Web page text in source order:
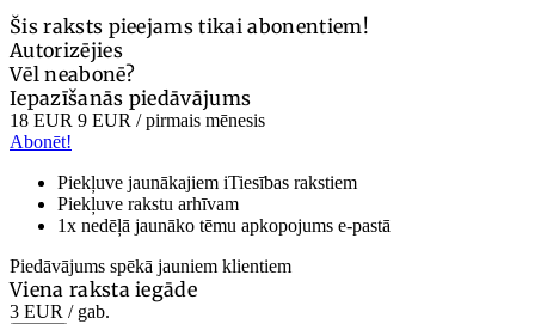
Šis raksts pieejams tikai abonentiem!
Autorizējies
Vēl neabonē?
Iepazīšanās piedāvājums
18 EUR 9 EUR / pirmais mēnesis
Abonēt!
Piekļuve jaunākajiem iTiesības rakstiem
Piekļuve rakstu arhīvam
1x nedēļā jaunāko tēmu apkopojums e-pastā
Piedāvājums spēkā jauniem klientiem
Viena raksta iegāde
3 EUR / gab.